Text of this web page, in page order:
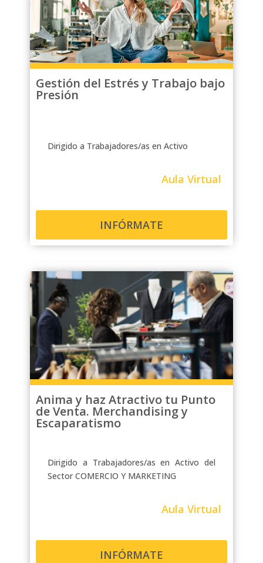
Gestión del Estrés y Trabajo bajo
Presión
Dirigido a Trabajadores/as en Activo
Aula Virtual
INFÓRMATE
Anima y haz Atractivo tu Punto
de Venta. Merchandising y
Escaparatismo
Dirigido a Trabajadores/as en Activo del
Sector COMERCIO Y MARKETING
Aula Virtual
INFÓRMATE